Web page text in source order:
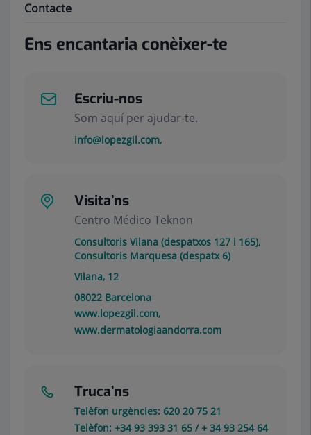
Contacte
Ens encantaria conèixer-te
Escriu-nos
Som aquí per ajudar-te.
info@lopezgil.com,
Visita’ns
Centro Médico Teknon
Consultoris Vilana (despatxos 127 i 165),
Consultoris Marquesa (despatx 6)
Vilana, 12
08022 Barcelona
www.lopezgil.com,
www.dermatologiaandorra.com
Truca’ns
Telèfon urgències: 620 20 75 21
Telèfon: +34 93 393 31 65 / + 34 93 254 64